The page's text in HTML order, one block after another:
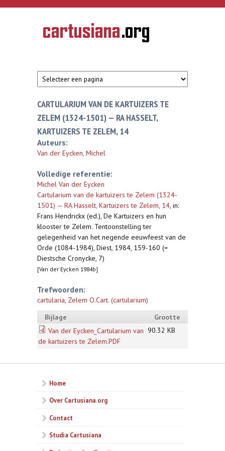
Overslaan en naar de inhoud gaan
CARTUSIANA
Geschiedenis
van de
CARTULARIUM VAN DE KARTUIZERS TE
ZELEM (1324-1501) — RA HASSELT,
KARTUIZERS TE ZELEM, 14
Auteurs:
Van der Eycken, Michel
Volledige referentie:
Michel Van der Eycken
Cartularium van de kartuizers te Zelem (1324-
1501) — RA Hasselt, Kartuizers te Zelem, 14, in:
Frans Hendrickx (ed.), De Kartuizers en hun
klooster te Zelem. Tentoonstelling ter
gelegenheid van het negende eeuwfeest van de
Orde (1084-1984), Diest, 1984, 159-160 (=
Diestsche Cronycke, 7)
[Van der Eycken 1984b]
Trefwoorden:
cartularia, Zelem O.Cart. (cartularium)
Bijlage
Grootte
Van der Eycken_Cartularium van
de kartuizers te Zelem.PDF
90.32 KB
Home
Over Cartusiana.org
Contact
Studia Cartusiana